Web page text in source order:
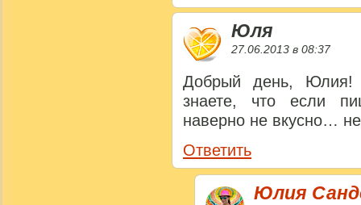
Юля
27.06.2013 в 08:37
Добрый день, Юлия!
знаете, что если
наверно не вкусно…
Ответить
Юлия